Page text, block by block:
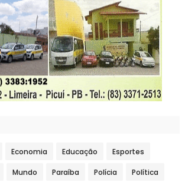
Economia Educação Esportes
Mundo Paraíba Polícia Política